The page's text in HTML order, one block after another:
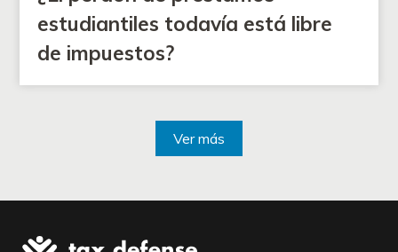
estudiantiles todavía está libre
de impuestos?
Ver más